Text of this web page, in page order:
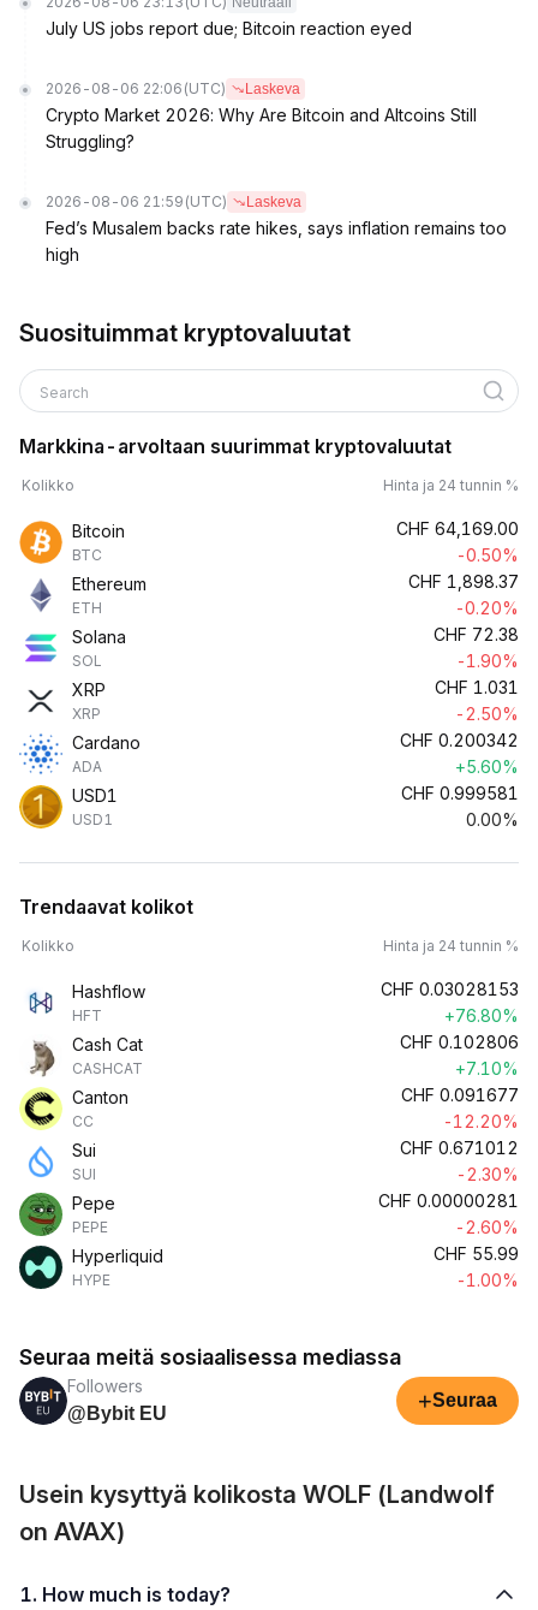
July US jobs report due; Bitcoin reaction eyed
2026-08-06 22:06 (UTC) Laskeva
Crypto Market 2026: Why Are Bitcoin and Altcoins Still
Struggling?
2026-08-06 21:59 (UTC) Laskeva
Fed’s Musalem backs rate hikes, says inflation remains too
high
Suosituimmat kryptovaluutat
Search
Markkina-arvoltaan suurimmat kryptovaluutat
Kolikko Hinta ja 24 tunnin %
Bitcoin
BTC
CHF 64,169.00
-0.50%
Ethereum
ETH
CHF 1,898.37
-0.20%
Solana
SOL
CHF 72.38
-1.90%
XRP
XRP
CHF 1.031
-2.50%
Cardano
ADA
CHF 0.200342
+5.60%
USD1
USD1
CHF 0.999581
0.00%
Trendaavat kolikot
Kolikko Hinta ja 24 tunnin %
Hashflow
HFT
CHF 0.03028153
+76.80%
Cash Cat
CASHCAT
CHF 0.102806
+7.10%
Canton
CC
CHF 0.091677
-12.20%
Sui
SUI
CHF 0.671012
-2.30%
Pepe
PEPE
CHF 0.00000281
-2.60%
Hyperliquid
HYPE
CHF 55.99
-1.00%
Seuraa meitä sosiaalisessa mediassa
Followers
@Bybit EU
+Seuraa
Usein kysyttyä kolikosta WOLF (Landwolf
on AVAX)
1. How much is today?